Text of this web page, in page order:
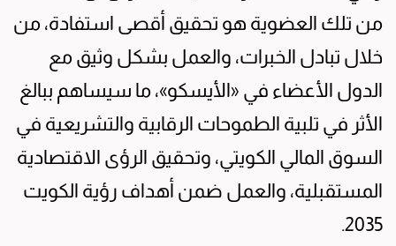
من تلك العضوية هو تحقيق أقصى استفادة، من
خلال تبادل الخبرات، والعمل بشكل وثيق مع
الدول الأعضاء في «الأيسكو»، ما سيساهم ببالغ
الأثر في تلبية الطموحات الرقابية والتشريعية في
السوق المالي الكويتي، وتحقيق الرؤى الاقتصادية
المستقبلية، والعمل ضمن أهداف رؤية الكويت
2035.